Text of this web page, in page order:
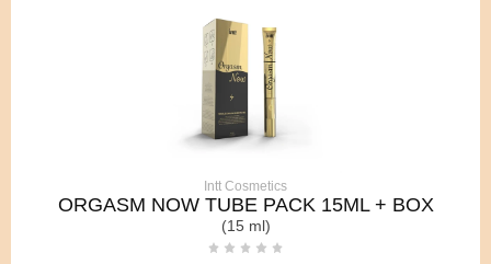
Intt Cosmetics
ORGASM NOW TUBE PACK 15ML + BOX
(15 ml)